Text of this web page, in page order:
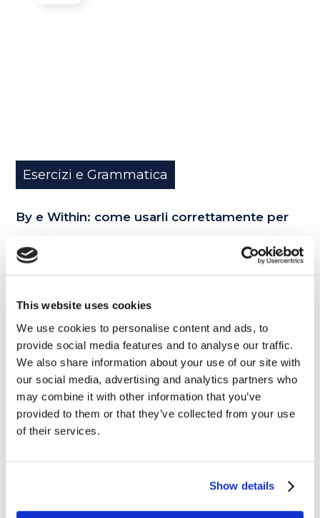
This website uses cookies
We use cookies to personalise content and ads, to
provide social media features and to analyse our traffic.
We also share information about your use of our site with
our social media, advertising and analytics partners who
may combine it with other information that you’ve
provided to them or that they’ve collected from your use
of their services.
Show details
Esercizi e Grammatica
By e Within: come usarli correttamente per
READ MORE
14